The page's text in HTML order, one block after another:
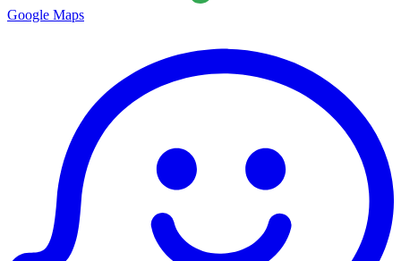
Google Maps